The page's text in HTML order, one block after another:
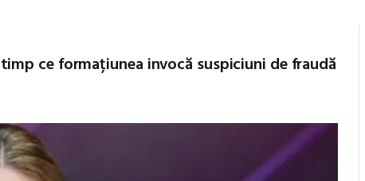
ce formațiunea invocă suspiciuni de fraudă